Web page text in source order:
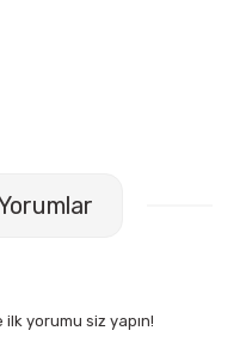
ilk yorumu siz yapın!